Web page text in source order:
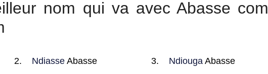
nom qui va avec Abasse
NdiasseAbasse Ndiouga Abasse